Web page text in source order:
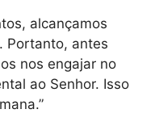
alcançamos
Portanto, antes
nos engajar no
ao Senhor. Isso